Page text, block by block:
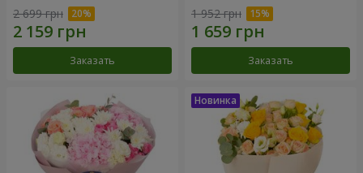
2 699 грн
Заказать
1 952 грн
Заказать